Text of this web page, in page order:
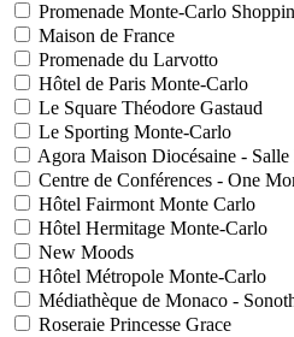
Promenade Monte-Carlo
Maison de France
Promenade du Larvotto
Hôtel de Paris Monte-Carlo
Le Square Théodore Gastaud
Le Sporting Monte-Carlo
Agora Maison Diocésaine -
Centre de Conférences - One
Hôtel Fairmont Monte Carlo
Hôtel Hermitage Monte-Carlo
New Moods
Hôtel Métropole Monte-Carlo
Médiathèque de Monaco -
Roseraie Princesse Grace